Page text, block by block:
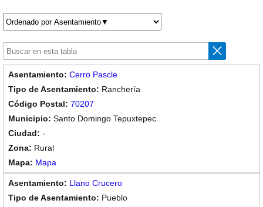
Cerro Pascle
Ranchería
70207
Santo Domingo Tepuxtepec
-
Rural
Mapa
Llano Crucero
Pueblo